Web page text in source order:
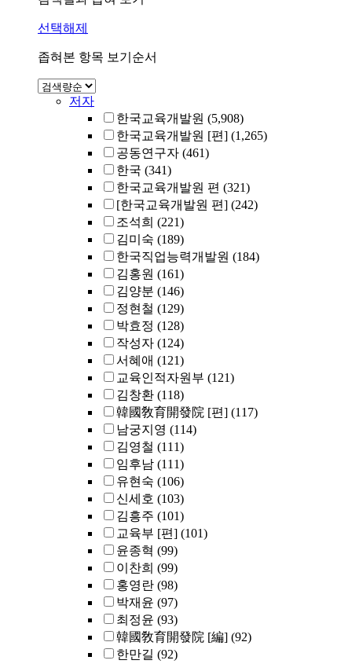
선택해제
좁혀본 항목 보기순서
저자
한국교육개발원 (5,908)
한국교육개발원 [편] (1,265)
공동연구자 (461)
한국 (341)
한국교육개발원 편 (321)
[한국교육개발원 편] (242)
조석희 (221)
김미숙 (189)
한국직업능력개발원 (184)
김홍원 (161)
김양분 (146)
정현철 (129)
박효정 (128)
작성자 (124)
서혜애 (121)
교육인적자원부 (121)
김창환 (118)
韓國敎育開發院 [편] (117)
남궁지영 (114)
김영철 (111)
임후남 (111)
유현숙 (106)
신세호 (103)
김흥주 (101)
교육부 [편] (101)
윤종혁 (99)
이찬희 (99)
홍영란 (98)
박재윤 (97)
최정윤 (93)
韓國敎育開發院 [編] (92)
한만길 (92)